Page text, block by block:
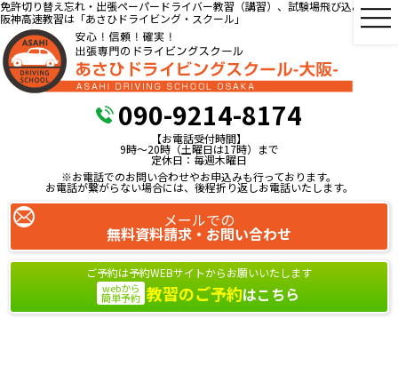
免許切り替え忘れ・出張ペーパードライバー教習（講習）、試験場飛び込み教習、
阪神高速教習は「あさひドライビング・スクール」
090-9214-8174
【お電話受付時間】
9時～20時（土曜日は17時）まで
定休日：毎週木曜日
※お電話でのお問い合わせやお申込みも行っております。
お電話が繋がらない場合には、後程折り返しお電話いたします。
メールでの
無料資料請求・お問い合わせ
ご予約は予約WEBサイトからお願いいたします
webから
簡単予約 教習のご予約はこちら